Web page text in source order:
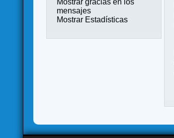
mensajes
Mostrar Estadísticas